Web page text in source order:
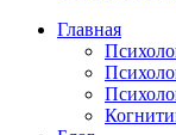
Главная